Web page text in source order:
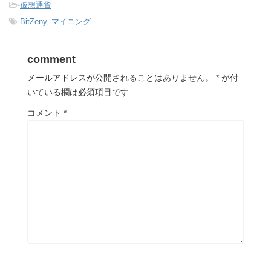
-仮想通貨
-BitZeny, マイニング
comment
メールアドレスが公開されることはありません。 * が付
いている欄は必須項目です
コメント *